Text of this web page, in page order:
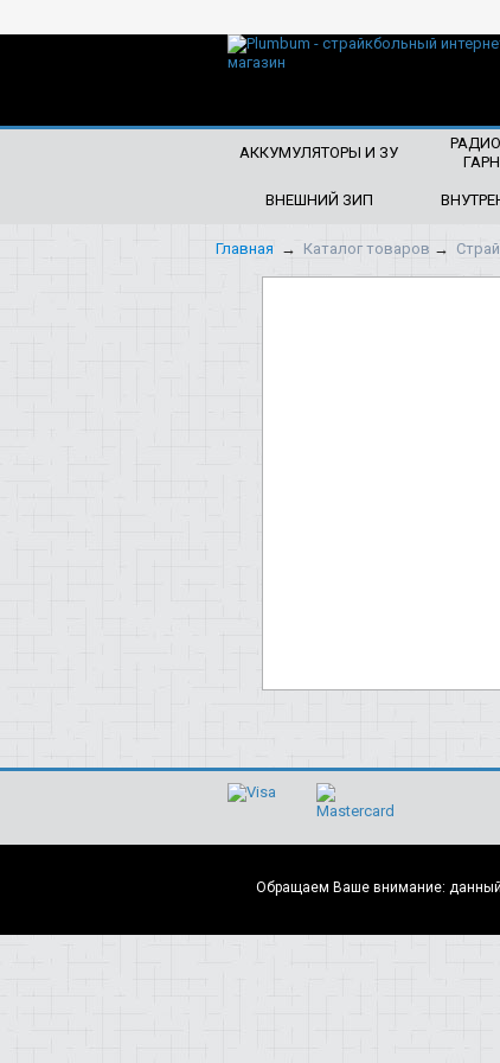
АККУМУЛЯТОРЫ И ЗУ
ВНЕШНИЙ ЗИП
Главная → Каталог товаров →
Обращаем Ваше внимание: данный
ЧТО БУДЕМ ИСКАТЬ?